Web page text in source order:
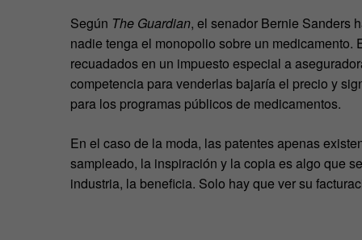
Según The Guardian, el senador Bernie Sanders
nadie tenga el monopolio sobre un
recuadados en un impuesto especial a
competencia para venderlas bajaría el precio y
para los programas públicos de medicamentos.
En el caso de la moda, las patentes apenas
sampleado, la inspiración y la copia es algo que
industria, la beneficia. Solo hay que ver su